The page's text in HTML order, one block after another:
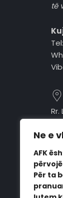
Ne e
AFK
Për ta
të
Rr.
E